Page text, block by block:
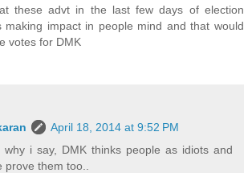
these advt in the last few days of election
making impact in people mind and that would
votes for DMK
April 18, 2014 at 9:52 PM
why i say, DMK thinks people as idiots and
prove them too..